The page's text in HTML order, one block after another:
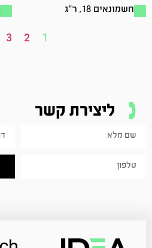
חשמונאים 18, ר"ג
1
2
3
ליצירת קשר